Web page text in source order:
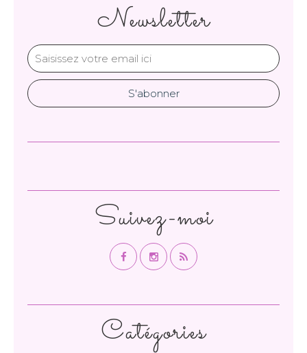
Newsletter
Catégories
Suivez-moi